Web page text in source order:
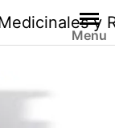
y
Menu